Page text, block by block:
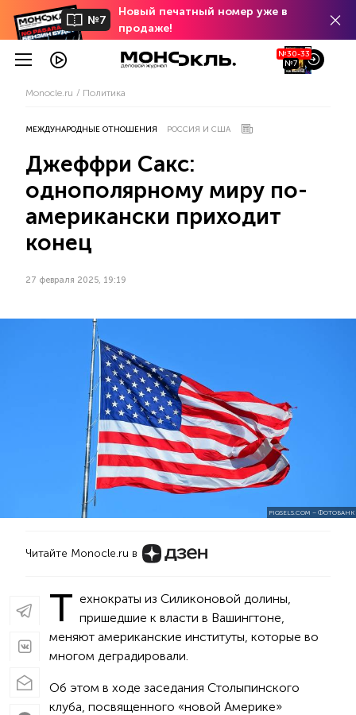
№7
Новый печатный номер уже в
продаже!
№30-33
№7
Monocle.ru Политика
МЕЖДУНАРОДНЫЕ ОТНОШЕНИЯ РОССИЯ И США
Джеффри Сакс:
однополярному миру по-
американски приходит
конец
27 февраля 2025, 19:19
PIQSELS.COM – ФОТОБАНК
Читайте Monocle.ru в
Т ехнократы из Силиконовой долины,
пришедшие к власти в Вашингтоне,
меняют американские институты, которые во
многом деградировали.
Об этом в ходе заседания Столыпинского
клуба, посвященного «новой Америке»